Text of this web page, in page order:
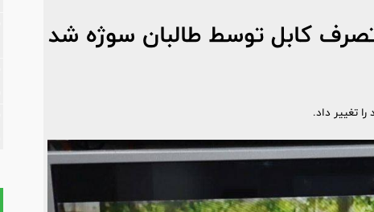
کابل توسط طالبان سوژه شد
تغییر داد.